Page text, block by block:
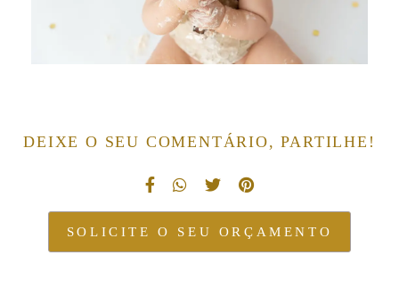
DEIXE O SEU COMENTÁRIO, PARTILHE!
SOLICITE O SEU ORÇAMENTO